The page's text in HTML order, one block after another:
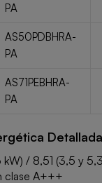
PA
AS50PDBHRA-
PA
AS71PEBHRA-
PA
/ 8,51 (3,5 y
A+++